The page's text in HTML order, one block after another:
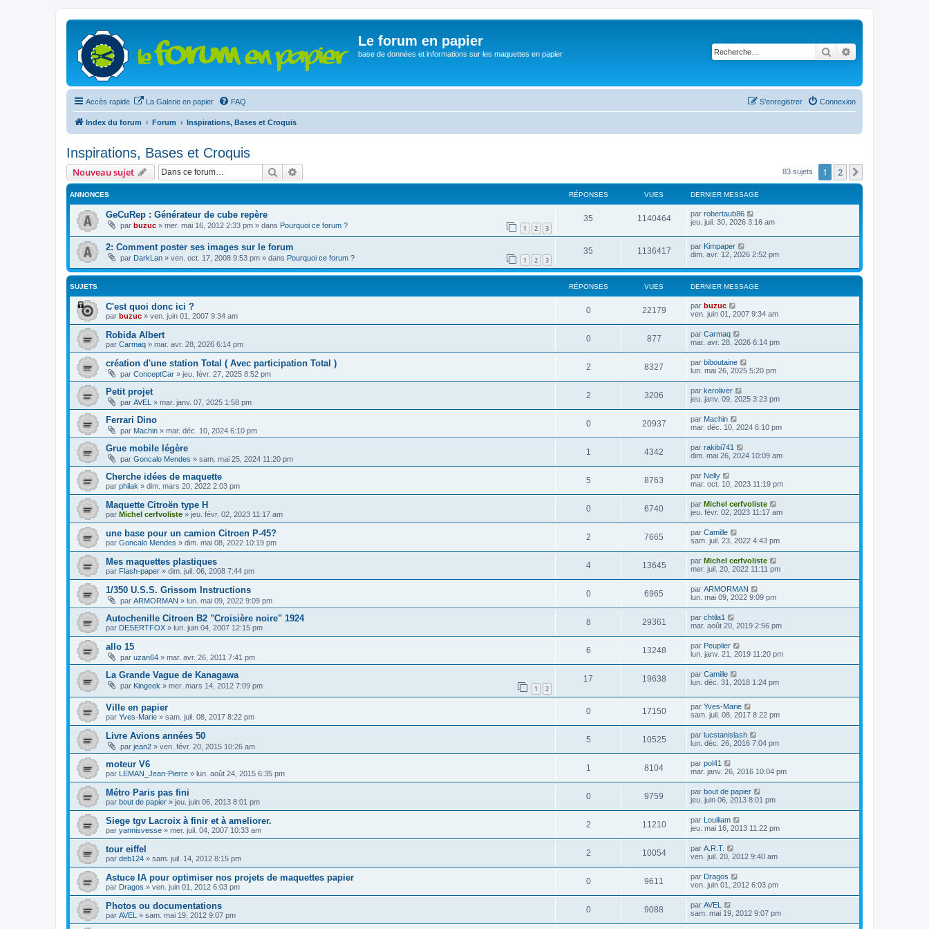
Le forum en papier
base de données et informations sur les maquettes en papier Rechercher
Accès rapide La Galerie en papier FAQ Connexion
S’enregistrer
Index du forum Forum Inspirations, Bases et Croquis
Inspirations, Bases et Croquis
Nouveau sujet Rechercher 83 sujets 1 2
ANNONCES RÉPONSES VUES DERNIER MESSAGE
GeCuRep : Générateur de cube repère
par buzuc » mer. mai 16, 2012 2:33 pm » dans Pourquoi ce forum ? 1 2 3
35 1140464 par robertaub86
jeu. juil. 30, 2026 3:16 am
2: Comment poster ses images sur le forum
par DarkLan » ven. oct. 17, 2008 9:53 pm » dans Pourquoi ce forum ? 1 2 3
35 1136417 par Kimpaper
dim. avr. 12, 2026 2:52 pm
SUJETS RÉPONSES VUES DERNIER MESSAGE
C'est quoi donc ici ?
par buzuc » ven. juin 01, 2007 9:34 am
0 22179 par buzuc
ven. juin 01, 2007 9:34 am
Robida Albert
par Carmaq » mar. avr. 28, 2026 6:14 pm
0 877 par Carmaq
mar. avr. 28, 2026 6:14 pm
création d'une station Total ( Avec participation Total )
par ConceptCar » jeu. févr. 27, 2025 8:52 pm
2 8327 par biboutaine
lun. mai 26, 2025 5:20 pm
Petit projet
par AVEL » mar. janv. 07, 2025 1:58 pm
2 3206 par keroliver
jeu. janv. 09, 2025 3:23 pm
Ferrari Dino
par Machin » mar. déc. 10, 2024 6:10 pm
0 20937 par Machin
mar. déc. 10, 2024 6:10 pm
Grue mobile légère
par Goncalo Mendes » sam. mai 25, 2024 11:20 pm
1 4342 par rakibi741
dim. mai 26, 2024 10:09 am
Cherche idées de maquette
par philak » dim. mars 20, 2022 2:03 pm
5 8763 par Nelly
mar. oct. 10, 2023 11:19 pm
Maquette Citroën type H
par Michel cerfvoliste » jeu. févr. 02, 2023 11:17 am
0 6740 par Michel cerfvoliste
jeu. févr. 02, 2023 11:17 am
une base pour un camion Citroen P-45?
par Goncalo Mendes » dim. mai 08, 2022 10:19 pm
2 7665 par Camille
sam. juil. 23, 2022 4:43 pm
Mes maquettes plastiques
par Flash-paper » dim. juil. 06, 2008 7:44 pm
4 13645 par Michel cerfvoliste
mer. juil. 20, 2022 11:11 pm
1/350 U.S.S. Grissom Instructions
par ARMORMAN » lun. mai 09, 2022 9:09 pm
0 6965 par ARMORMAN
lun. mai 09, 2022 9:09 pm
Autochenille Citroen B2 "Croisière noire" 1924
par DESERTFOX » lun. juin 04, 2007 12:15 pm
8 29361 par chtila1
mar. août 20, 2019 2:56 pm
allo 15
par uzan64 » mar. avr. 26, 2011 7:41 pm
6 13248 par Peuplier
lun. janv. 21, 2019 11:20 pm
La Grande Vague de Kanagawa
par Kingeek » mer. mars 14, 2012 7:09 pm 1 2
17 19638 par Camille
lun. déc. 31, 2018 1:24 pm
Ville en papier
par Yves-Marie » sam. juil. 08, 2017 8:22 pm
0 17150 par Yves-Marie
sam. juil. 08, 2017 8:22 pm
Livre Avions années 50
par jean2 » ven. févr. 20, 2015 10:26 am
5 10525 par lucstanislash
lun. déc. 26, 2016 7:04 pm
moteur V6
par LEMAN_Jean-Pierre » lun. août 24, 2015 6:35 pm
1 8104 par pol41
mar. janv. 26, 2016 10:04 pm
Métro Paris pas fini
par bout de papier » jeu. juin 06, 2013 8:01 pm
0 9759 par bout de papier
jeu. juin 06, 2013 8:01 pm
Siege tgv Lacroix à finir et à ameliorer.
par yannisvesse » mer. juil. 04, 2007 10:33 am
2 11210 par Louiliam
jeu. mai 16, 2013 11:22 pm
tour eiffel
par deb124 » sam. juil. 14, 2012 8:15 pm
2 10054 par A.R.T.
ven. juil. 20, 2012 9:40 am
Astuce IA pour optimiser nos projets de maquettes papier
par Dragos » ven. juin 01, 2012 6:03 pm
0 9611 par Dragos
ven. juin 01, 2012 6:03 pm
Photos ou documentations
par AVEL » sam. mai 19, 2012 9:07 pm
0 9088 par AVEL
sam. mai 19, 2012 9:07 pm